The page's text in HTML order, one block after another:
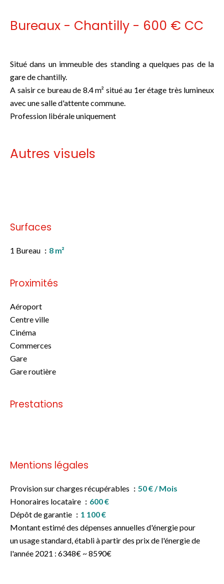
Bureaux - Chantilly - 600 € CC
Situé dans un immeuble des standing a quelques pas de la
gare de chantilly.
A saisir ce bureau de 8.4 m² situé au 1er étage très lumineux
avec une salle d'attente commune.
Profession libérale uniquement
Autres visuels
Surfaces
1 Bureau 8 m²
Proximités
Aéroport
Centre ville
Cinéma
Commerces
Gare
Gare routière
Prestations
Mentions légales
Provision sur charges récupérables
50 € / Mois
Honoraires locataire
600 €
Dépôt de garantie
1 100 €
Montant estimé des dépenses annuelles d'énergie pour
un usage standard, établi à partir des prix de l'énergie de
l'année 2021 : 6348€ ~ 8590€